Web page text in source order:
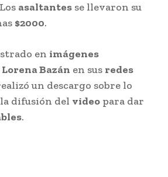
asaltantes se llevaron su
$2000.
en imágenes
Lorena Bazán en sus redes
un descargo sobre lo
difusión del video para dar
.